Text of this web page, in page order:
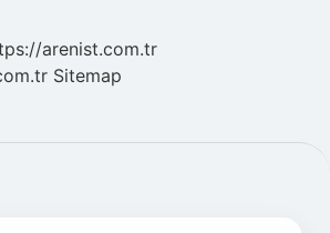
arenist.com.tr
Sitemap